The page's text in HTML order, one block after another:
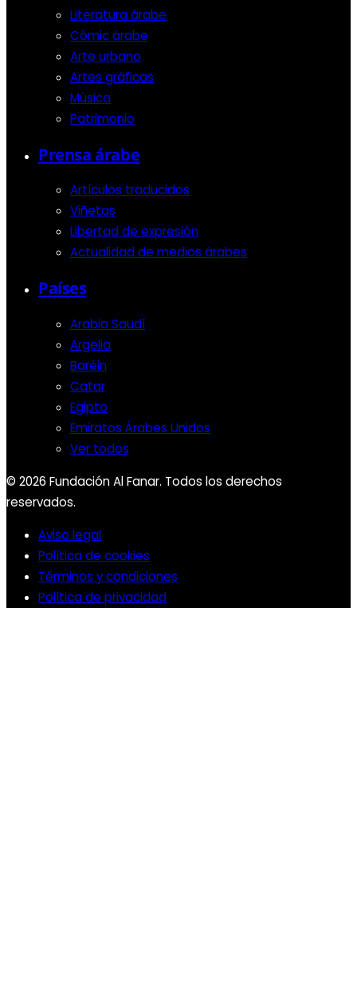
Literatura árabe
Cómic árabe
Arte urbano
Artes gráficas
Música
Patrimonio
Prensa árabe
Artículos traducidos
Viñetas
Libertad de expresión
Actualidad de medios árabes
Países
Arabia Saudí
Argelia
Baréin
Catar
Egipto
Emiratos Árabes Unidos
Ver todos
© 2026 Fundación Al Fanar. Todos los derechos
reservados.
Aviso legal
Política de cookies
Términos y condiciones
Política de privacidad